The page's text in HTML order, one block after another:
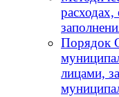
Порядок
лицами,